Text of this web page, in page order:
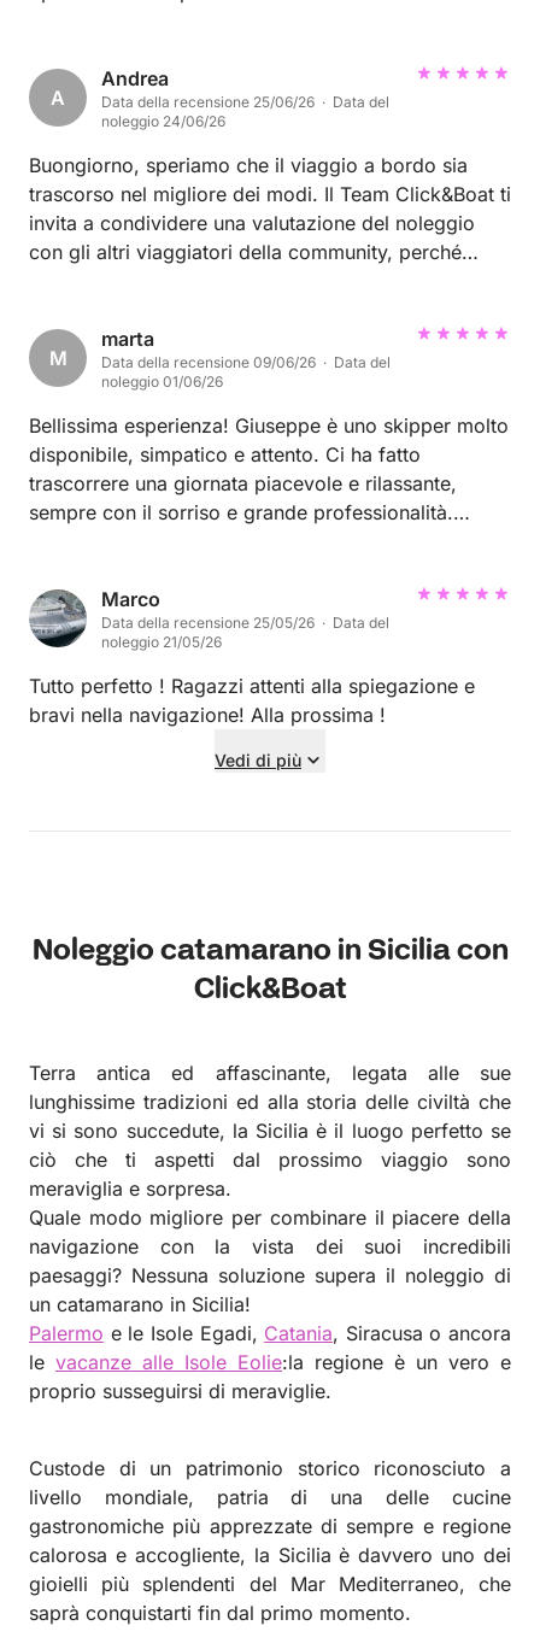
A
Andrea
Data della recensione 25/06/26 · Data del
noleggio 24/06/26
Buongiorno, speriamo che il viaggio a bordo sia
trascorso nel migliore dei modi. Il Team Click&Boat ti
invita a condividere una valutazione del noleggio
con gli altri viaggiatori della community, perché
M
marta
Data della recensione 09/06/26 · Data del
noleggio 01/06/26
Bellissima esperienza! Giuseppe è uno skipper molto
disponibile, simpatico e attento. Ci ha fatto
trascorrere una giornata piacevole e rilassante,
sempre con il sorriso e grande professionalità.
Marco
Data della recensione 25/05/26 · Data del
noleggio 21/05/26
Tutto perfetto ! Ragazzi attenti alla spiegazione e
bravi nella navigazione! Alla prossima !
Vedi di più
Noleggio catamarano in Sicilia con
Click&Boat
Terra antica ed affascinante, legata alle sue
lunghissime tradizioni ed alla storia delle civiltà che
vi si sono succedute, la Sicilia è il luogo perfetto se
ciò che ti aspetti dal prossimo viaggio sono
meraviglia e sorpresa.
Quale modo migliore per combinare il piacere della
navigazione con la vista dei suoi incredibili
paesaggi? Nessuna soluzione supera il noleggio di
un catamarano in Sicilia!
Palermo e le Isole Egadi, Catania, Siracusa o ancora
le vacanze alle Isole Eolie:la regione è un vero e
proprio susseguirsi di meraviglie.
Custode di un patrimonio storico riconosciuto a
livello mondiale, patria di una delle cucine
gastronomiche più apprezzate di sempre e regione
calorosa e accogliente, la Sicilia è davvero uno dei
gioielli più splendenti del Mar Mediterraneo, che
saprà conquistarti fin dal primo momento.